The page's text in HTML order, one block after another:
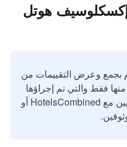
هوتل
بجمع وعرض التقييمات من
فقط والتي تم إجراؤها
بواسطة مستخدمين حقيقيين مع HotelsCombined أو